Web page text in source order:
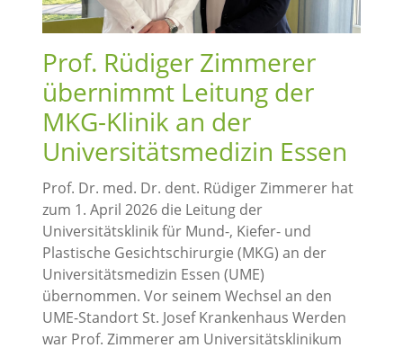
Prof. Rüdiger Zimmerer
übernimmt Leitung der
MKG-Klinik an der
Universitätsmedizin Essen
Prof. Dr. med. Dr. dent. Rüdiger Zimmerer hat
zum 1. April 2026 die Leitung der
Universitätsklinik für Mund-, Kiefer- und
Plastische Gesichtschirurgie (MKG) an der
Universitätsmedizin Essen (UME)
übernommen. Vor seinem Wechsel an den
UME-Standort St. Josef Krankenhaus Werden
war Prof. Zimmerer am Universitätsklinikum